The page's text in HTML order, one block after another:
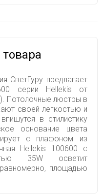
СветГуру предлагает
серии Hellekis от
Потолочные люстры в
своей легкостью и
в стилистику
основание цвета
с плафоном из
Hellekis 100600 с
35W осветит
площадью